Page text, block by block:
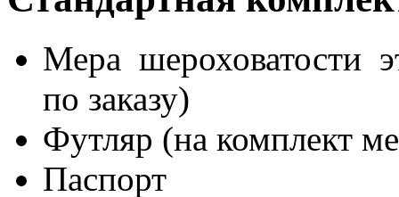
Мера шероховатости
по заказу)
Футляр (на комплект
Паспорт